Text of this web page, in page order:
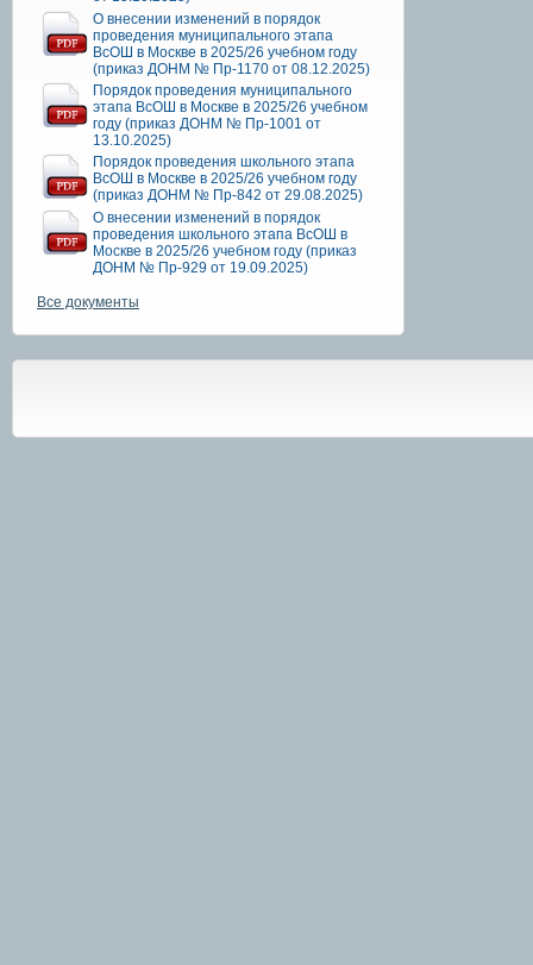
О внесении изменений в порядок
проведения муниципального этапа
ВсОШ в Москве в 2025/26 учебном году
(приказ ДОНМ № Пр-1170 от 08.12.2025)
Порядок проведения муниципального
этапа ВсОШ в Москве в 2025/26 учебном
году (приказ ДОНМ № Пр-1001 от
13.10.2025)
Порядок проведения школьного этапа
ВсОШ в Москве в 2025/26 учебном году
(приказ ДОНМ № Пр-842 от 29.08.2025)
О внесении изменений в порядок
проведения школьного этапа ВсОШ в
Москве в 2025/26 учебном году (приказ
ДОНМ № Пр-929 от 19.09.2025)
Все документы